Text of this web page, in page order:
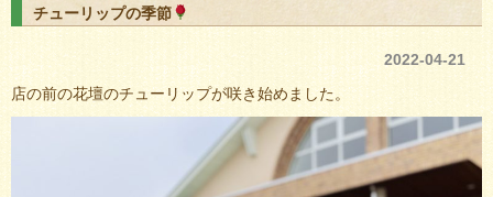
チューリップの季節
2022-04-21
店の前の花壇のチューリップが咲き始めました。